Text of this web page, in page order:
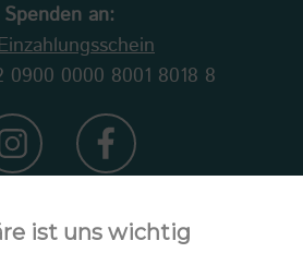
Spenden an:
0900 0000 8001 8018 8
ist uns wichtig